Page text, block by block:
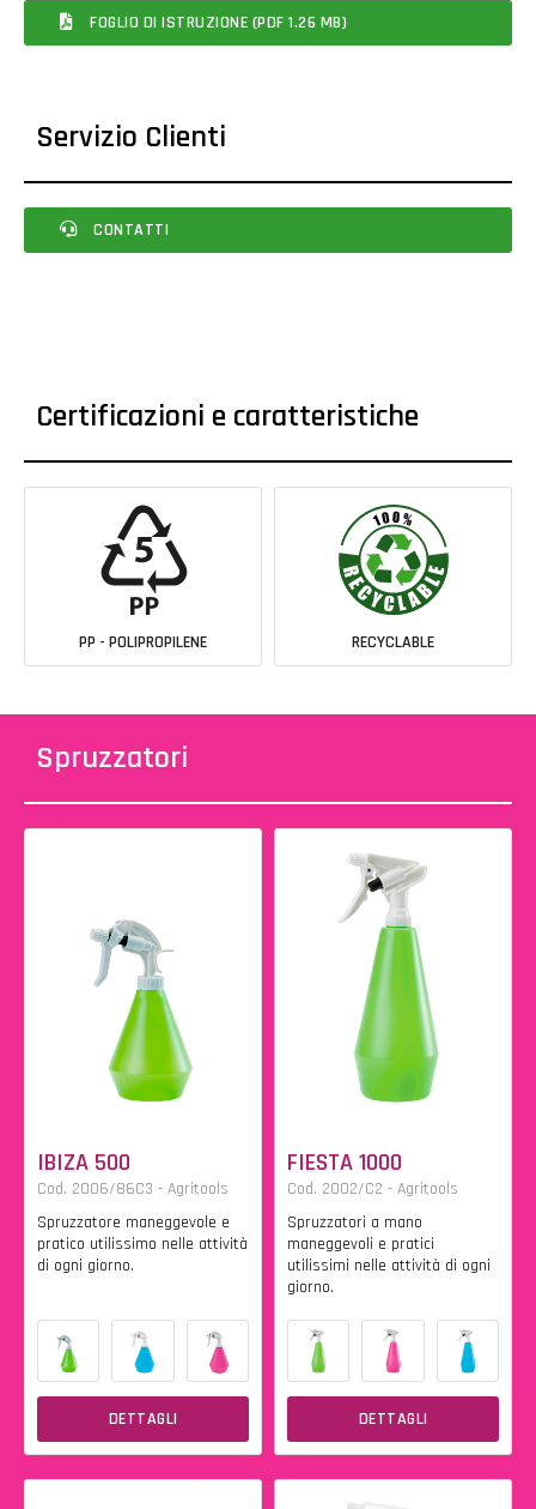
FOGLIO DI ISTRUZIONE (PDF 1.26 MB)
Servizio Clienti
CONTATTI
Certificazioni e caratteristiche
PP - POLIPROPILENE RECYCLABLE
Spruzzatori
IBIZA 500
Cod. 2006/86C3 - Agritools
Spruzzatore maneggevole e
pratico utilissimo nelle attività
di ogni giorno.
DETTAGLI
FIESTA 1000
Cod. 2002/C2 - Agritools
Spruzzatori a mano
maneggevoli e pratici
utilissimi nelle attività di ogni
giorno.
DETTAGLI